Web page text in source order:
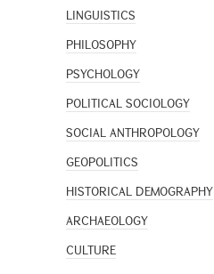
LINGUISTICS
PHILOSOPHY
PSYCHOLOGY
POLITICAL SOCIOLOGY
SOCIAL ANTHROPOLOGY
GEOPOLITICS
HISTORICAL DEMOGRAPHY
ARCHAEOLOGY
CULTURE